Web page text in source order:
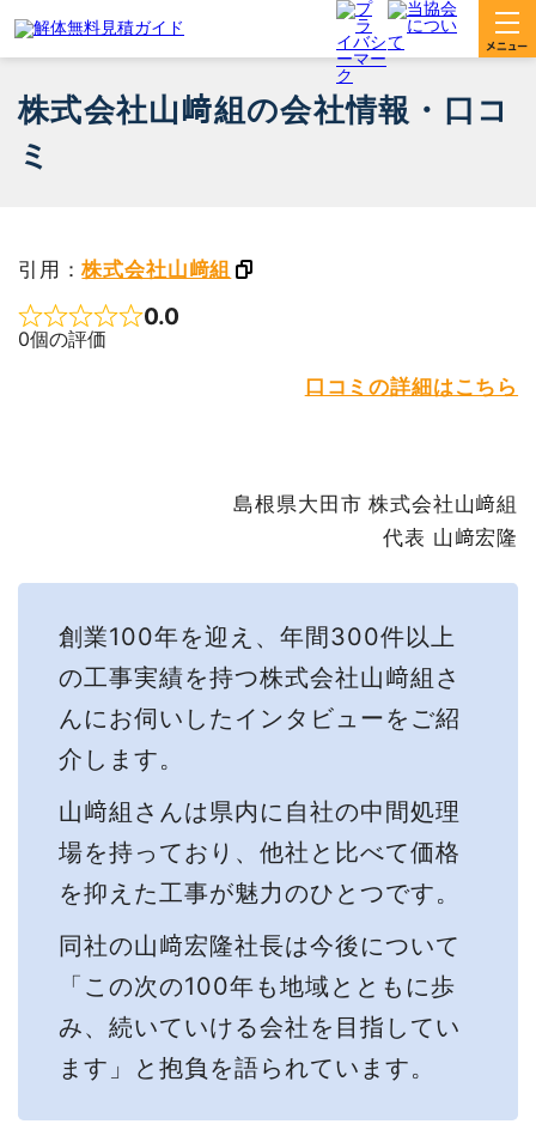
株式会社山﨑組の会社情報・口コ
ミ
引用：株式会社山﨑組
Rated 0 out of 5
0.0
0個の評価
口コミの詳細はこちら
島根県大田市 株式会社山﨑組
代表 山﨑宏隆
創業100年を迎え、年間300件以上
の工事実績を持つ株式会社山﨑組さ
んにお伺いしたインタビューをご紹
介します。
山﨑組さんは県内に自社の中間処理
場を持っており、他社と比べて価格
を抑えた工事が魅力のひとつです。
同社の山﨑宏隆社長は今後について
「この次の100年も地域とともに歩
み、続いていける会社を目指してい
ます」と抱負を語られています。